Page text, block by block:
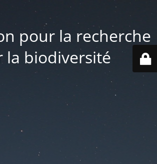
pour la recherche
la biodiversité